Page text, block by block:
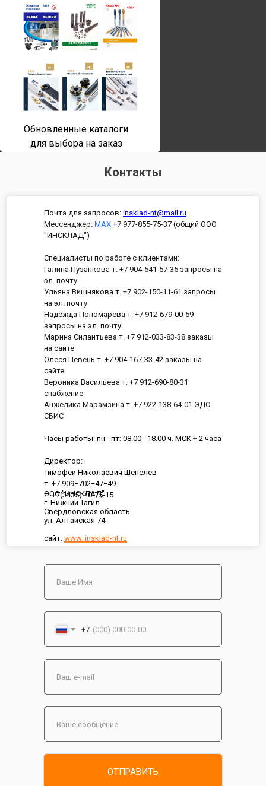
Обновленные каталоги
для выбора на заказ
Контакты
ООО "ИНСКЛАД"
г. Нижний Тагил
Свердловская область
ул. Алтайская 74
сайт: www. insklad-nt.ru
Почта для запросов: insklad-nt@mail.ru
Мессенджер: MAX +7 977-855-75-37 (общий ООО
"ИНСКЛАД")
Специалисты по работе с клиентами:
Галина Пузанкова т. +7 904-541-57-35 запросы на
эл. почту
Ульяна Вишнякова т. +7 902-150-11-61 запросы
на эл. почту
Надежда Пономарева т. +7 912-679-00-59
запросы на эл. почту
Марина Силантьева т. +7 912-033-83-38 заказы
на сайте
Олеся Певень т. +7 904-167-33-42 заказы на
сайте
Вероника Васильева т. +7 912-690-80-31
снабжение
Анжелика Марамзина т. +7 922-138-64-01 ЭДО
СБИС
Часы работы: пн - пт: 08.00 - 18.00 ч. МСК + 2 часа
Директор:
Тимофей Николаевич Шепелев
т. +7 909−702−47−49
т. +7(3435) 40-75-15
+7
ОТПРАВИТЬ